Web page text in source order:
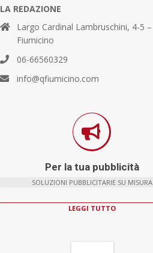
LA REDAZIONE
Largo Cardinal Lambruschini, 4-5 –
Fiumicino
06-66560329
info@qfiumicino.com
Per la tua pubblicità
SOLUZIONI PUBBLICITARIE SU MISURA
LEGGI TUTTO